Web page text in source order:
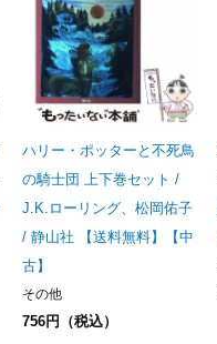
ハリー・ポッターと不死鳥
の騎士団 上下巻セット /
J.K.ローリング、松岡佑子
/ 静山社 【送料無料】【中
古】
その他
756円（税込）